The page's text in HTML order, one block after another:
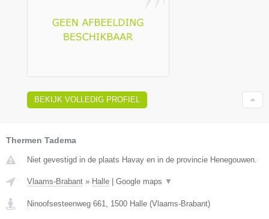
BEKIJK VOLLEDIG PROFIEL
Thermen Tadema
Niet gevestigd in de plaats Havay en in de provincie Henegouwen.
Vlaams-Brabant » Halle Google maps ▼
Ninoofsesteenweg 661, 1500 Halle (Vlaams-Brabant)